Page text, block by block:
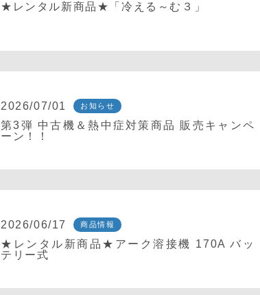
★レンタル新商品★「冷える～む３」
2026/07/01 お知らせ
第3弾 中古機＆熱中症対策商品 販売キャンペ
ーン！！
2026/06/17 商品情報
★レンタル新商品★アーク溶接機 170A バッ
テリー式